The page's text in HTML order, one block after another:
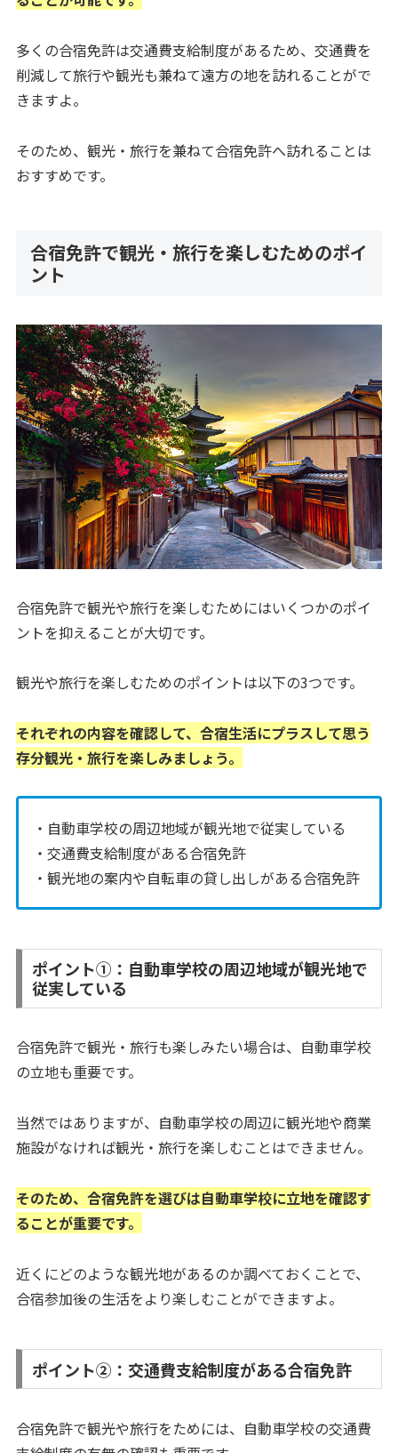
多くの合宿免許は交通費支給制度があるため、交通費を
削減して旅行や観光も兼ねて遠方の地を訪れることがで
きますよ。
そのため、観光・旅行を兼ねて合宿免許へ訪れることは
おすすめです。
合宿免許で観光・旅行を楽しむためのポイ
ント
合宿免許で観光や旅行を楽しむためにはいくつかのポイ
ントを抑えることが大切です。
観光や旅行を楽しむためのポイントは以下の3つです。
それぞれの内容を確認して、合宿生活にプラスして思う
存分観光・旅行を楽しみましょう。
・自動車学校の周辺地域が観光地で従実している
・交通費支給制度がある合宿免許
・観光地の案内や自転車の貸し出しがある合宿免許
ポイント①：自動車学校の周辺地域が観光地で
従実している
合宿免許で観光・旅行も楽しみたい場合は、自動車学校
の立地も重要です。
当然ではありますが、自動車学校の周辺に観光地や商業
施設がなければ観光・旅行を楽しむことはできません。
そのため、合宿免許を選びは自動車学校に立地を確認す
ることが重要です。
近くにどのような観光地があるのか調べておくことで、
合宿参加後の生活をより楽しむことができますよ。
ポイント②：交通費支給制度がある合宿免許
合宿免許で観光や旅行をためには、自動車学校の交通費